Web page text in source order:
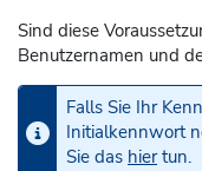
Sind diese
Benutzernamen und
Falls Sie Ihr
Initialkennwort
Sie das hiertun.